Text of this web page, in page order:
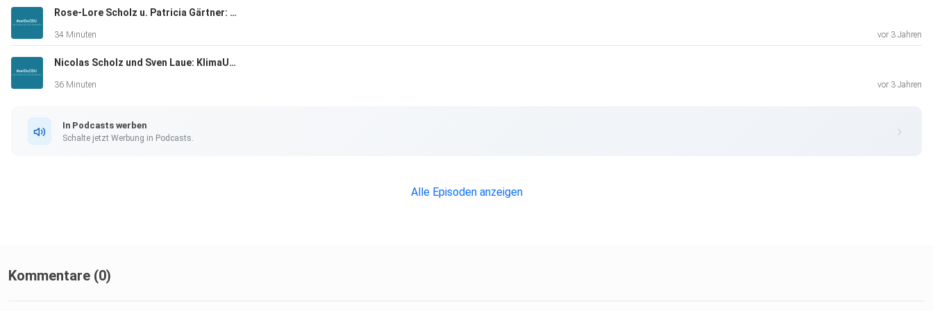
Rose-Lore Scholz u. Patricia Gärtner: die Frauen Union Wiesbaden
34 Minuten vor 3 Jahren
Nicolas Scholz und Sven Laue: KlimaUnion Hessen
36 Minuten vor 3 Jahren
In Podcasts werben
Schalte jetzt Werbung in Podcasts.
Alle Episoden anzeigen
Kommentare (0)